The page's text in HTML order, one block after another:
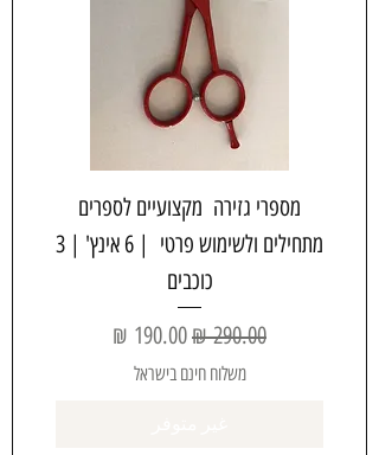
מספרי גזירה מקצועיים לספרים
מתחילים ולשימוש פרטי | 6 אינץ' | 3
כוכבים
سعر عاديسعر البيع
משלוח חינם בישראל